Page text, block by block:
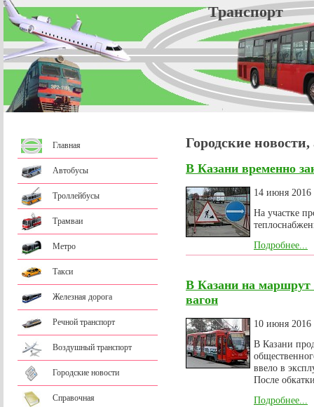
Главная
Автобусы
Троллейбусы
Трамваи
Метро
Такси
Железная дорога
Речной транспорт
Воздушный транспорт
Городские новости
Справочная
Городские
В Казани временно
14 июня 2016
На участке
Подробнее...
В Казани на
вагон
10 июня 2016
В Казани
ввело в
После
Подробнее...